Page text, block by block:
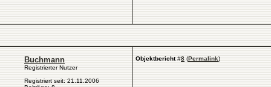
Buchmann
Registrierter Nutzer
Registriert seit: 21.11.2006
Objektbericht#8 (Permalink)